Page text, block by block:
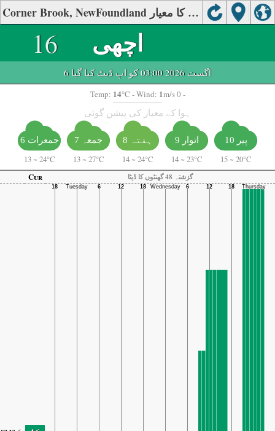
Corner Brook, NewFoundland کی ہوا کا معیار
16 اچھی
6 اگست 2026 03:00 کو اپ ڈیٹ کیا گیا
Temp: 14°C - Wind: 1m/s 0 -
ہوا کے معیار کی پیشن گوئی
جمعرات 6
13 ~ 24°C
جمعہ 7
13 ~ 27°C
ہفتہ 8
14 ~ 24°C
اتوار 9
14 ~ 23°C
پیر 10
15 ~ 20°C
Cur
گزشتہ 48 گھنٹوں کا ڈیٹا